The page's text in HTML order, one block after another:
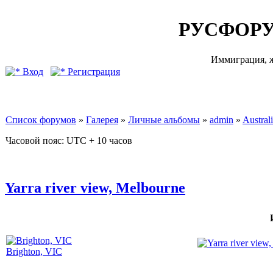
Иммиграция,
Вход
Регистрация
Список форумов » Галерея » Личные альбомы » admin »
Часовой пояс: UTC + 10 часов
Yarra river view, Melbourne
Brighton, VIC